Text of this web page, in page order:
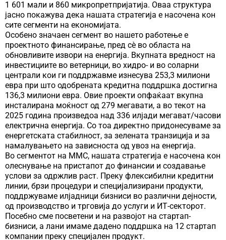
1 601 мали и 860 микропретпријатија. Оваа структура
јасно покажува дека нашата стратегија е насочена кон
сите сегменти на економијата.
Особено значаен сегмент во нашето работење е
проектното финансирање, пред сè во областа на
обновливите извори на енергија. Вкупната вредност на
инвестициите во ветерници, во хидро- и во соларни
централи кои ги поддржавме изнесува 253,3 милиони
евра при што одобрената кредитна поддршка достигна
136,3 милиони евра. Овие проекти опфаќаат вкупна
инсталирана моќност од 279 мегавати, а во текот на
2025 година произведоа над 336 илјади мегават/часови
електрична енергија. Со тоа директно придонесуваме за
енергетската стабилност, за зелената транзиција и за
намалувањето на зависноста од увоз на енергија.
Во сегментот на ММС, нашата стратегија е насочена кон
олеснување на пристапот до финансии и создавање
услови за одржлив раст. Преку флексибилни кредитни
линии, брзи процедури и специјализирани продукти,
поддржуваме илјадници бизниси во различни дејности,
од производство и трговија до услуги и ИТ-секторот.
Посебно сме посветени и на развојот на стартап-
бизниси, а лани имаме дадено поддршка на 12 стартап
компании преку специјален продукт.